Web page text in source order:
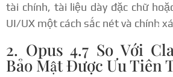
tài chính, tài liệu dày đặc chữ
UI/UX một cách sắc nét và chính
2. Opus 4.7 So Với
Bảo Mật Được Ưu Tiên